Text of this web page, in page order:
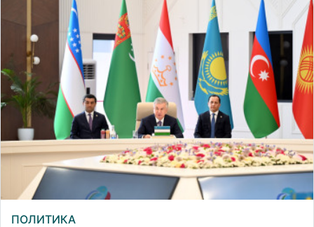
ПОЛИТИКА